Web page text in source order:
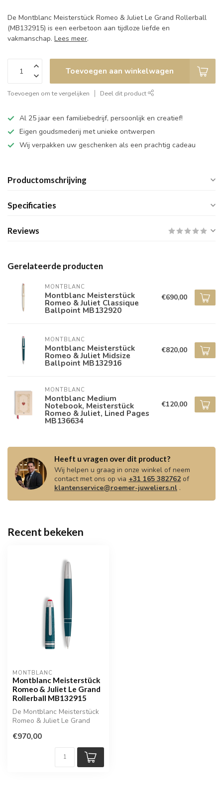
De Montblanc Meisterstück Romeo & Juliet Le Grand Rollerball
(MB132915) is een eerbetoon aan tijdloze liefde en
vakmanschap. Lees meer.
Toevoegen aan winkelwagen
Toevoegen om te vergelijken Deel dit product
Al 25 jaar een familiebedrijf, persoonlijk en creatief!
Eigen goudsmederij met unieke ontwerpen
Wij verpakken uw geschenken als een prachtig cadeau
Productomschrijving
Specificaties
Reviews
Gerelateerde producten
MONTBLANC
Montblanc Meisterstück
Romeo & Juliet Classique
Ballpoint MB132920
€690,00
MONTBLANC
Montblanc Meisterstück
Romeo & Juliet Midsize
Ballpoint MB132916
€820,00
MONTBLANC
Montblanc Medium
Notebook, Meisterstück
Romeo & Juliet, Lined Pages
MB136634
€120,00
Heeft u vragen over dit product?
Wij helpen u graag in onze winkel of neem
contact met ons op via +31 165 382762of
klantenservice@roemer-juweliers.nl .
Recent bekeken
MONTBLANC
Montblanc Meisterstück
Romeo & Juliet Le Grand
Rollerball MB132915
De Montblanc Meisterstück
Romeo & Juliet Le Grand
een e...
€970,00